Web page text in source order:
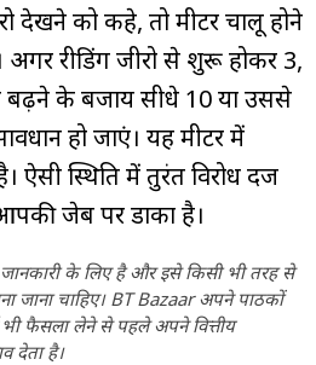
देखने को कहे, तो मीटर चालू होने
रीडिंग जीरो से शुरू होकर 3,
के बजाय सीधे 10 या उससे
हो जाएं। यह मीटर में
स्थिति में तुरंत विरोध दर्ज
जेब पर डाका है।
के लिए है और इसे किसी भी तरह से
जाना चाहिए। BT Bazaar अपने पाठकों
फैसला लेने से पहले अपने वित्तीय
देता है।